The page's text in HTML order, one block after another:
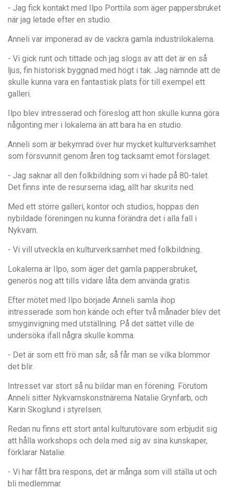
- Jag fick kontakt med Ilpo Porttila som äger pappersbruket
när jag letade efter en studio.
Anneli var imponerad av de vackra gamla industrilokalerna.
- Vi gick runt och tittade och jag slogs av att det är en så
ljus, fin historisk byggnad med högt i tak. Jag nämnde att de
skulle kunna vara en fantastisk plats för till exempel ett
galleri.
Ilpo blev intresserad och föreslog att hon skulle kunna göra
någonting mer i lokalerna än att bara ha en studio.
Anneli som är bekymrad över hur mycket kulturverksamhet
som försvunnit genom åren tog tacksamt emot förslaget.
- Jag saknar all den folkbildning som vi hade på 80-talet.
Det finns inte de resurserna idag, allt har skurits ned.
Med ett större galleri, kontor och studios, hoppas den
nybildade föreningen nu kunna förändra det i alla fall i
Nykvarn.
- Vi vill utveckla en kulturverksamhet med folkbildning.
Lokalerna är Ilpo, som äger det gamla pappersbruket,
generös nog att tills vidare låta dem använda gratis.
Efter mötet med Ilpo började Anneli samla ihop
intresserade som hon kände och efter två månader blev det
smyginvigning med utställning. På det sättet ville de
undersöka ifall några skulle komma.
- Det är som ett frö man sår, så får man se vilka blommor
det blir.
Intresset var stort så nu bildar man en förening. Förutom
Anneli sitter Nykvarnskonstnärerna Natalie Grynfarb, och
Karin Skoglund i styrelsen.
Redan nu finns ett stort antal kulturutövare som erbjudit sig
att hålla workshops och dela med sig av sina kunskaper,
förklarar Natalie.
- Vi har fått bra respons, det är många som vill ställa ut och
bli medlemmar.